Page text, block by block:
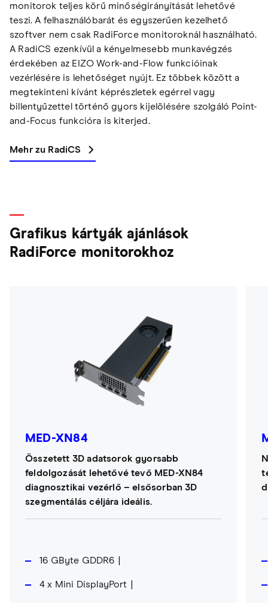
monitorok teljes körű minőségirányítását lehetővé
teszi. A felhasználóbarát és egyszerűen kezelhető
szoftver nem csak RadiForce monitoroknál használható.
A RadiCS ezenkívül a kényelmesebb munkavégzés
érdekében az EIZO Work-and-Flow funkcióinak
vezérlésére is lehetőséget nyújt. Ez többek között a
megtekinteni kívánt képrészletek egérrel vagy
billentyűzettel történő gyors kijelölésére szolgáló Point-
and-Focus funkcióra is kiterjed.
Mehr zu RadiCS
Grafikus kártyák ajánlások
RadiForce monitorokhoz
MED-XN84
Összetett 3D adatsorok gyorsabb
feldolgozását lehetővé tevő MED-XN84
diagnosztikai vezérlő – elsősorban 3D
szegmentálás céljára ideális.
16 GByte GDDR6
4 x Mini DisplayPort